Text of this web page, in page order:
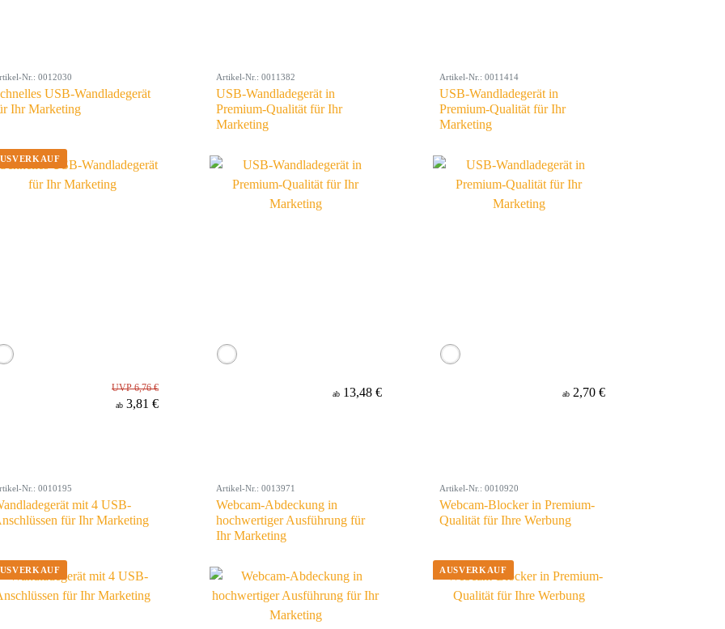
Nr.: 0012030
USB-Wandladegerät
Ihr Marketing
UVP 6,76 €
ab 3,81 €
Artikel-Nr.: 0011382
USB-Wandladegerät in
Premium-Qualität für Ihr
Marketing
ab 13,48 €
Artikel-Nr.: 0011414
USB-Wandladegerät in
Premium-Qualität für Ihr
Marketing
ab 2,70 €
Nr.: 0010195
mit 4 USB-
für Ihr Marketing
Artikel-Nr.: 0013971
Webcam-Abdeckung in
hochwertiger Ausführung für
Ihr Marketing
Artikel-Nr.: 0010920
Webcam-Blocker in Premium-
Qualität für Ihre Werbung